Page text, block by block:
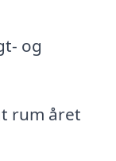
og
rum året